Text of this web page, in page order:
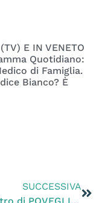
E IN VENETO
Quotidiano:
di Famiglia.
Bianco? È
SUCCESSIVA